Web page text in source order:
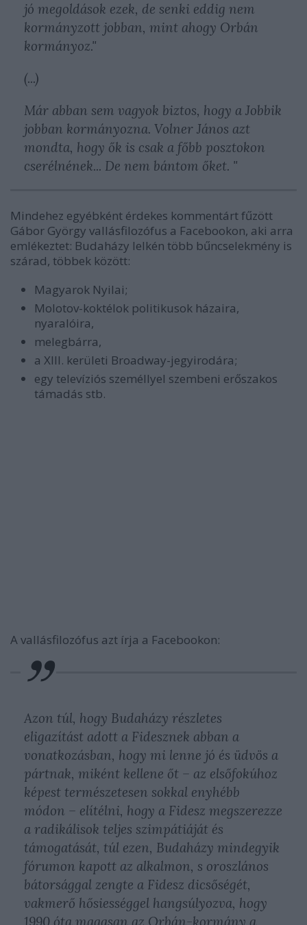
jó megoldások ezek, de senki eddig nem
kormányzott jobban, mint ahogy Orbán
kormányoz."
(...)
Már abban sem vagyok biztos, hogy a Jobbik
jobban kormányozna. Volner János azt
mondta, hogy ők is csak a főbb posztokon
cserélnének... De nem bántom őket. "
Mindehez egyébként érdekes kommentárt fűzött
Gábor György vallásfilozófus a Facebookon, aki arra
emlékeztet: Budaházy lelkén több bűncselekmény is
szárad, többek között:
Magyarok Nyilai;
Molotov-koktélok politikusok házaira,
nyaralóira,
melegbárra,
a XIII. kerületi Broadway-jegyirodára;
egy televíziós személlyel szembeni erőszakos
támadás stb.
A vallásfilozófus azt írja a Facebookon:
Azon túl, hogy Budaházy részletes
eligazítást adott a Fidesznek abban a
vonatkozásban, hogy mi lenne jó és üdvös a
pártnak, miként kellene őt – az elsőfokúhoz
képest természetesen sokkal enyhébb
módon – elítélni, hogy a Fidesz megszerezze
a radikálisok teljes szimpátiáját és
támogatását, túl ezen, Budaházy mindegyik
fórumon kapott az alkalmon, s oroszlános
bátorsággal zengte a Fidesz dicsőségét,
vakmerő hősiességgel hangsúlyozva, hogy